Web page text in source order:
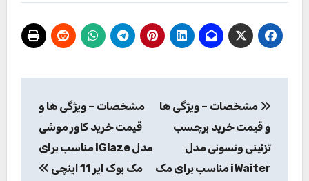
نوشته
مشخصات – ویژگی ها
و قیمت خرید برچسب
تزئینی ونسونی مدل
iWaiter مناسب برای مک
مشخصات – ویژگی ها و
قیمت خرید کاور موشی
مدل iGlaze مناسب برای
مک بوک ایر 11 اینچی